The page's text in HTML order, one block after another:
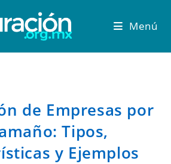
Menú
de Empresas por
Tipos,
y Ejemplos